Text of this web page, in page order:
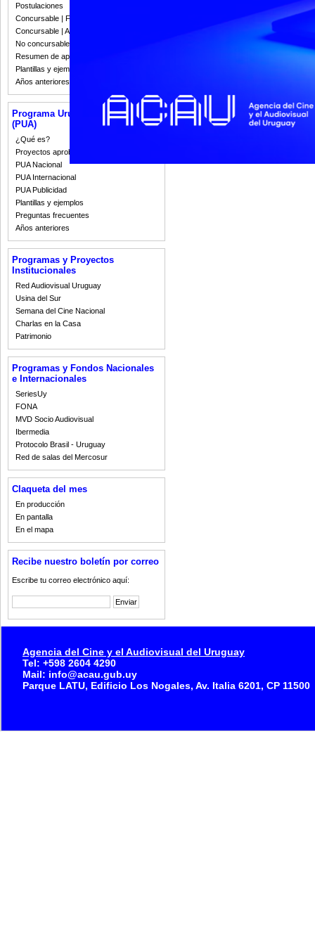
Postulaciones
Concursable | Fallos 2023
Concursable | Actas y Resoluciones
No concursable | Actas y Resoluciones
Resumen de apoyos 2008-2022
Plantillas y ejemplos
Años anteriores
Programa Uruguay Audiovisual
(PUA)
¿Qué es?
Proyectos aprobados
PUA Nacional
PUA Internacional
PUA Publicidad
Plantillas y ejemplos
Preguntas frecuentes
Años anteriores
Programas y Proyectos
Institucionales
Red Audiovisual Uruguay
Usina del Sur
Semana del Cine Nacional
Charlas en la Casa
Patrimonio
Programas y Fondos Nacionales
e Internacionales
SeriesUy
FONA
MVD Socio Audiovisual
Ibermedia
Protocolo Brasil - Uruguay
Red de salas del Mercosur
Claqueta del mes
En producción
En pantalla
En el mapa
Recibe nuestro boletín por correo
Escribe tu correo electrónico aquí:
Lunes 1 de marzo de 2021
Semana de Cine de Mujeres de
Del 8 al 14 de Marzo se celebrará en
1
Agencia del Cine y el Audiovisual del Uruguay
Tel: +598 2604 4290
Mail: info@acau.gub.uy
Parque LATU, Edificio Los Nogales, Av. Italia 6201, CP 11500